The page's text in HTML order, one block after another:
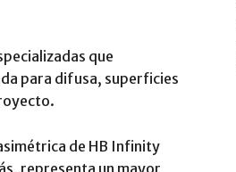
que
para difusa, superficies
de HB Infinity
representa un mayor